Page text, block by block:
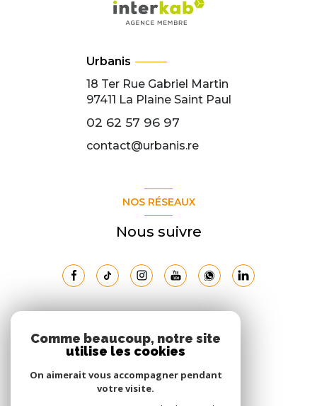
Urbanis
18 Ter Rue Gabriel Martin
97411 La Plaine Saint Paul
02 62 57 96 97
contact@urbanis.re
NOS RÉSEAUX
Nous suivre
Nous adhérons
Comme beaucoup, notre site
utilise les cookies
On aimerait vous accompagner pendant
votre visite.